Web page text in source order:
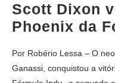
Scott Dixon
Phoenix da
Por Robério Lessa – O
Ganassi, conquistou a